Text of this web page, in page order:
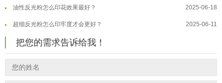
油性反光粉怎么印花效果最好？ 2025-06-18
超细反光粉怎么印牢度才会更好？ 2025-06-11
反光粉是永久有效的吗？能用多久？
外墙涂料中怎么添加反光粉使用？ 2025-06-05
超细反光粉需要搭配什么胶浆使用？
把您的需求告诉给我！